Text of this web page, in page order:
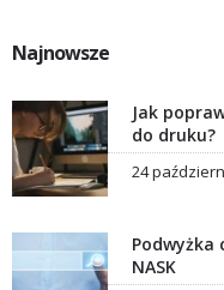
Najnowsze
Jak
do druku?
24
Podwyżka
NASK